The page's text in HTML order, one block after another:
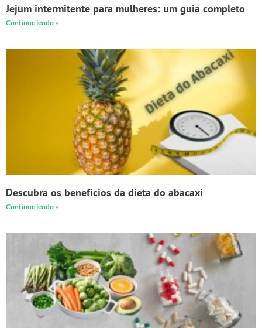
Jejum intermitente para mulheres: um guia completo
Continue lendo »
Descubra os benefícios da dieta do abacaxi
Continue lendo »